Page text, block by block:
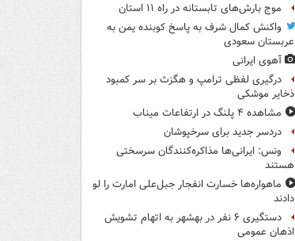
موج بارش‌های تابستانه در راه ۱۱ استان
واکنش کمال شرف به پاسخ کوبنده یمن به
عربستان سعودی
آهوی ایرانی
درگیری لفظی ترامپ و هگزث بر سر کمبود
ذخایر موشکی
مشاهده ۴ پلنگ در ارتفاعات میناب
دردسر جدید برای سرخپوشان
ونس: ایرانی‌ها مذاکره‌کنندگان سرسختی
هستند
ماهواره‌ها خسارت انفجار جبل‌علی امارت را لو
دادند
دستگیری ۶ نفر در بهشهر به اتهام تشویش
اذهان عمومی